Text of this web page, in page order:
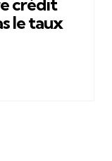
le taux